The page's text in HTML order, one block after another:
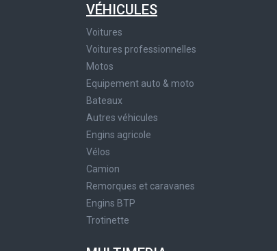
VÉHICULES
Voitures
Voitures professionnelles
Motos
Equipement auto & moto
Bateaux
Autres véhicules
Engins agricole
Vélos
Camion
Remorques et caravanes
Engins BTP
Trotinette